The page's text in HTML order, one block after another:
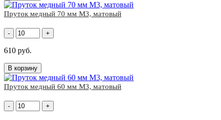
Пруток медный 70 мм М3, матовый
- +
610 руб.
В корзину
Пруток медный 60 мм М3, матовый
- +